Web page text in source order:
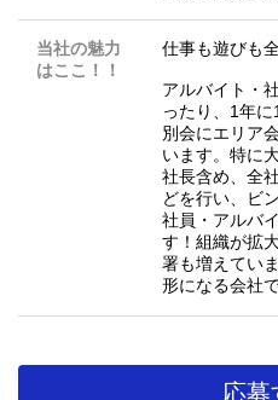
当社の魅力
はここ！！
仕事も遊びも
アルバイト・
ったり、1年
別会にエリア
います。特に
社長含め、全
どを行い、ビ
社員・アルバ
す！組織が拡
署も増えてい
形になる会社
応募